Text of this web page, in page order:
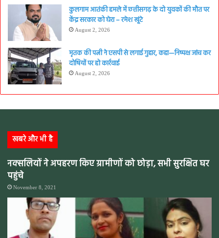
कुलगाम आतंकी हमले में छत्तीसगढ़ के दो युवकों की मौत पर
केंद्र सरकार को घेरा – रमेश खूंटे
August 2, 2026
मृतक की पत्नी ने एसपी से लगाई गुहार, कहा—निष्पक्ष जांच कर
दोषियों पर हो कार्रवाई
August 2, 2026
खबरे और भी है
नक्सलियों ने अपहरण किए ग्रामीणों को छोड़ा, सभी सुरक्षित घर
पहुंचे
November 8, 2021